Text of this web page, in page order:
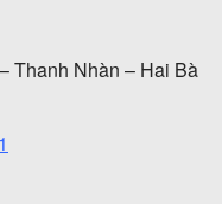
Thanh Nhàn – Hai Bà